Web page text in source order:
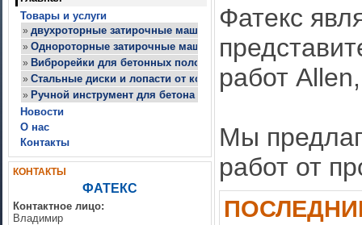
Товары и услуги
» двухроторные затирочные машины Аллен
» Однороторные затирочные машины для бетона от компании
» Виброрейки для бетонных полов от компании Фатекс
» Стальные диски и лопасти от компании Фатекс
» Ручной инструмент для бетона от компании Фатекс
Новости
О нас
Контакты
КОНТАКТЫ
ФАТЕКС
Контактное лицо:
Владимир
Фатекс
работ
Мы
работ от